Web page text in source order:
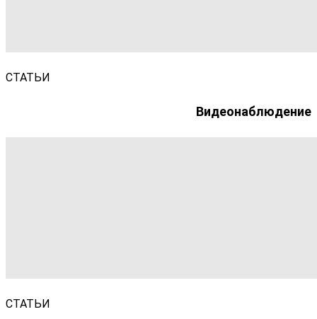
СТАТЬИ
Видеонаблюдение
СТАТЬИ